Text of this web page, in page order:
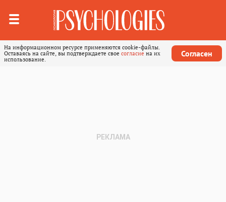
На информационном ресурсе применяются cookie-файлы.
Оставаясь на сайте, вы подтверждаете свое согласие на их
использование.
Согласен